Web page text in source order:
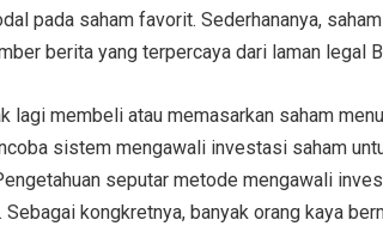
pada saham favorit. Sederhananya,
berita yang terpercaya dari laman legal
lagi membeli atau memasarkan saham
sistem mengawali investasi saham
seputar metode mengawali
kongkretnya, banyak orang kaya